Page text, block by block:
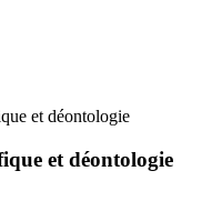
et déontologie
et déontologie